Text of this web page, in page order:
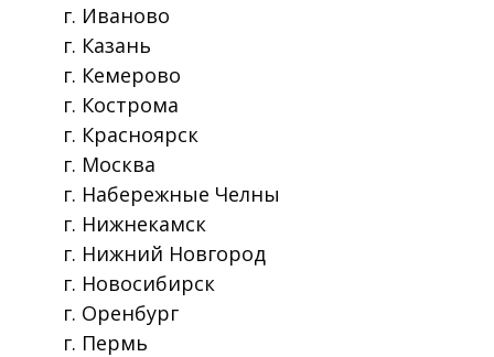
г. Иваново
г. Казань
г. Кемерово
г. Кострома
г. Красноярск
г. Москва
г. Набережные Челны
г. Нижнекамск
г. Нижний Новгород
г. Новосибирск
г. Оренбург
г. Пермь